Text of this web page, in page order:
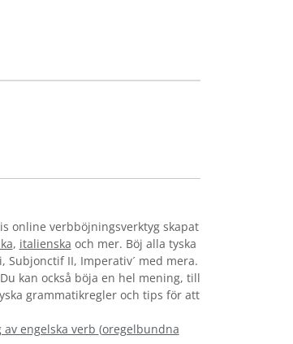
online verbböjningsverktyg skapat
, italienska och mer. Böj alla tyska
II, Imperativ´ med mera.
kan också böja en hel mening, till
grammatikregler och tips för att
av engelska verb (oregelbundna